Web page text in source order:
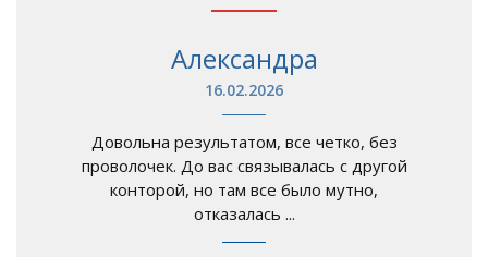
Александра
16.02.2026
Довольна результатом, все четко, без
проволочек. До вас связывалась с другой
конторой, но там все было мутно,
отказалась ...